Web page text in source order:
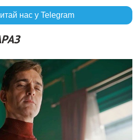
нас у Telegram